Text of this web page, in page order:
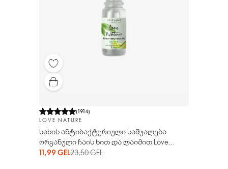
(1914)
LOVE NATURE
სახის ანტიბაქტერიული საშუალება
ორგანული ჩაის ხით და ლაიმით Love
Nature (ლავ ნეიჩა)
11,99 GEL23,50 GEL